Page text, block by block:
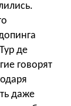
де
говорят
даже